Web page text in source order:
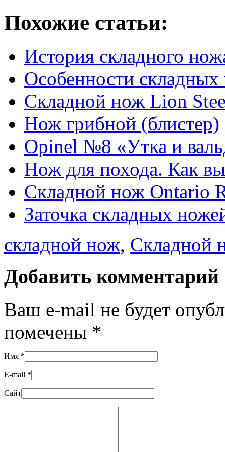
Похожие статьи:
История складного
Особенности
Складной нож Lion
Нож грибной (блистер)
Opinel №8 «Утка и
Нож для похода. Как
Складной нож Ontario
Заточка складных
складной нож, Складной
Добавить комментарий
Ваш e-mail не будет
помечены *
Имя *
E-mail *
Сайт